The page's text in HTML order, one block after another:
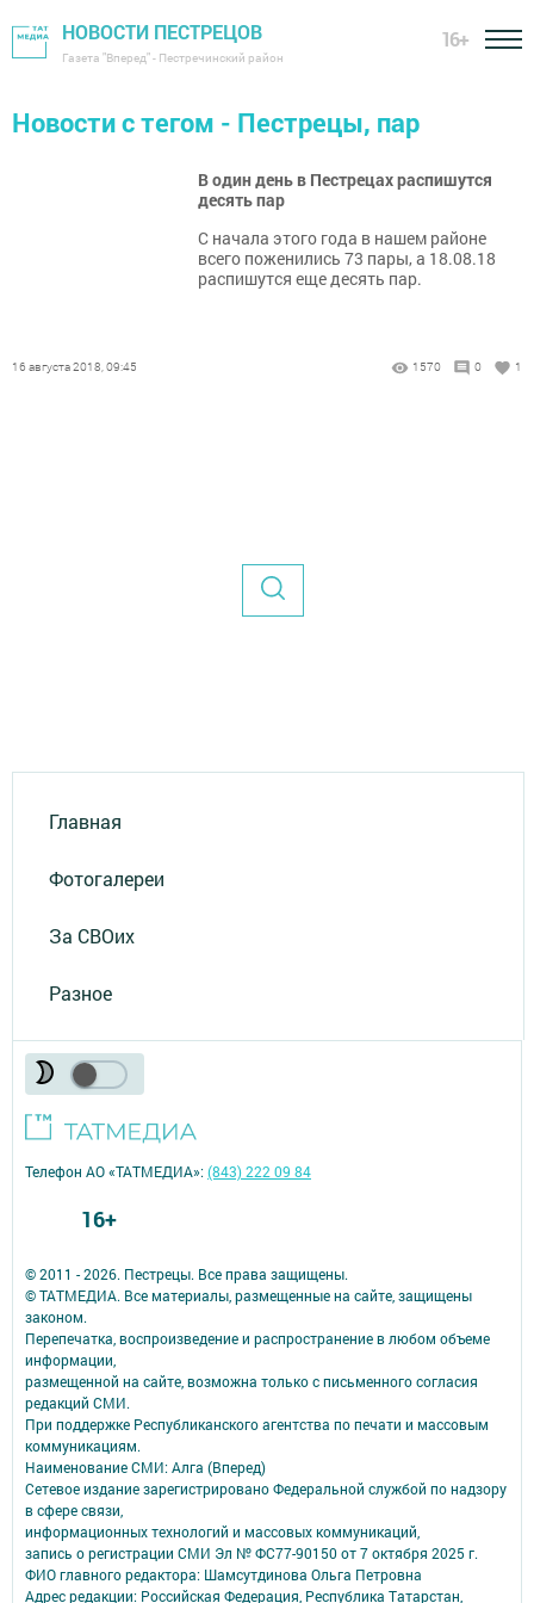
НОВОСТИ ПЕСТРЕЦОВ
Газета "Вперед" - Пестречинский район
16+
Новости с тегом - Пестрецы, пар
В один день в Пестрецах распишутся
десять пар
С начала этого года в нашем районе
всего поженились 73 пары, а 18.08.18
распишутся еще десять пар.
16 августа 2018, 09:45 1570 0 1
Главная
Фотогалереи
За СВОих
Разное
© 2011 - 2026. Пестрецы. Все права защищены.
© ТАТМЕДИА. Все материалы, размещенные на сайте, защищены
законом.
Перепечатка, воспроизведение и распространение в любом объеме
информации,
размещенной на сайте, возможна только с письменного согласия
редакций СМИ.
При поддержке Республиканского агентства по печати и массовым
коммуникациям.
Наименование СМИ: Алга (Вперед)
Сетевое издание зарегистрировано Федеральной службой по надзору
в сфере связи,
информационных технологий и массовых коммуникаций,
запись о регистрации СМИ Эл № ФС77-90150 от 7 октября 2025 г.
ФИО главного редактора: Шамсутдинова Ольга Петровна
Адрес редакции: Российская Федерация, Республика Татарстан,
Телефон АО «ТАТМЕДИА»:(843) 222 09 84
16+